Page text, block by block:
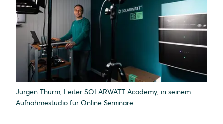
Jürgen Thurm, Leiter SOLARWATT Academy, in seinem
Aufnahmestudio für Online Seminare